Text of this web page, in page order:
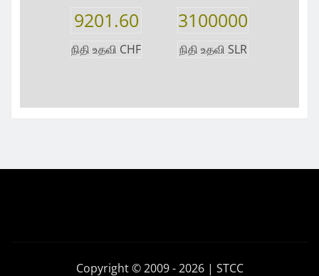
9201.60
நிதி உதவி CHF
3100000
நிதி உதவி SLR
Copyright © 2009 - 2026 | STCC